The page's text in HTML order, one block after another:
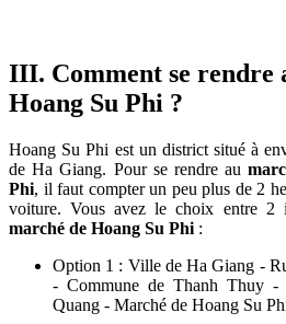
III. Comment se rendre
Hoang Su Phi ?
Hoang Su Phi est un district situé à
de Ha Giang. Pour se rendre au
Phi, il faut compter un peu plus de 2
voiture. Vous avez le choix entre 2
marché de Hoang Su Phi :
Option 1 : Ville de Ha Giang -
- Commune de Thanh Thuy
Quang - Marché de Hoang Su